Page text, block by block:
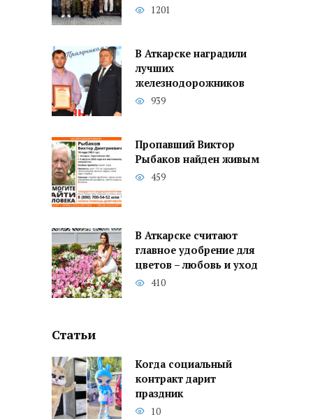
1201
В Аткарске наградили
лучших
железнодорожников
939
Пропавший Виктор
Рыбаков найден живым
459
В Аткарске считают
главное удобрение для
цветов – любовь и уход
410
Статьи
Когда социальный
контракт дарит
праздник
10